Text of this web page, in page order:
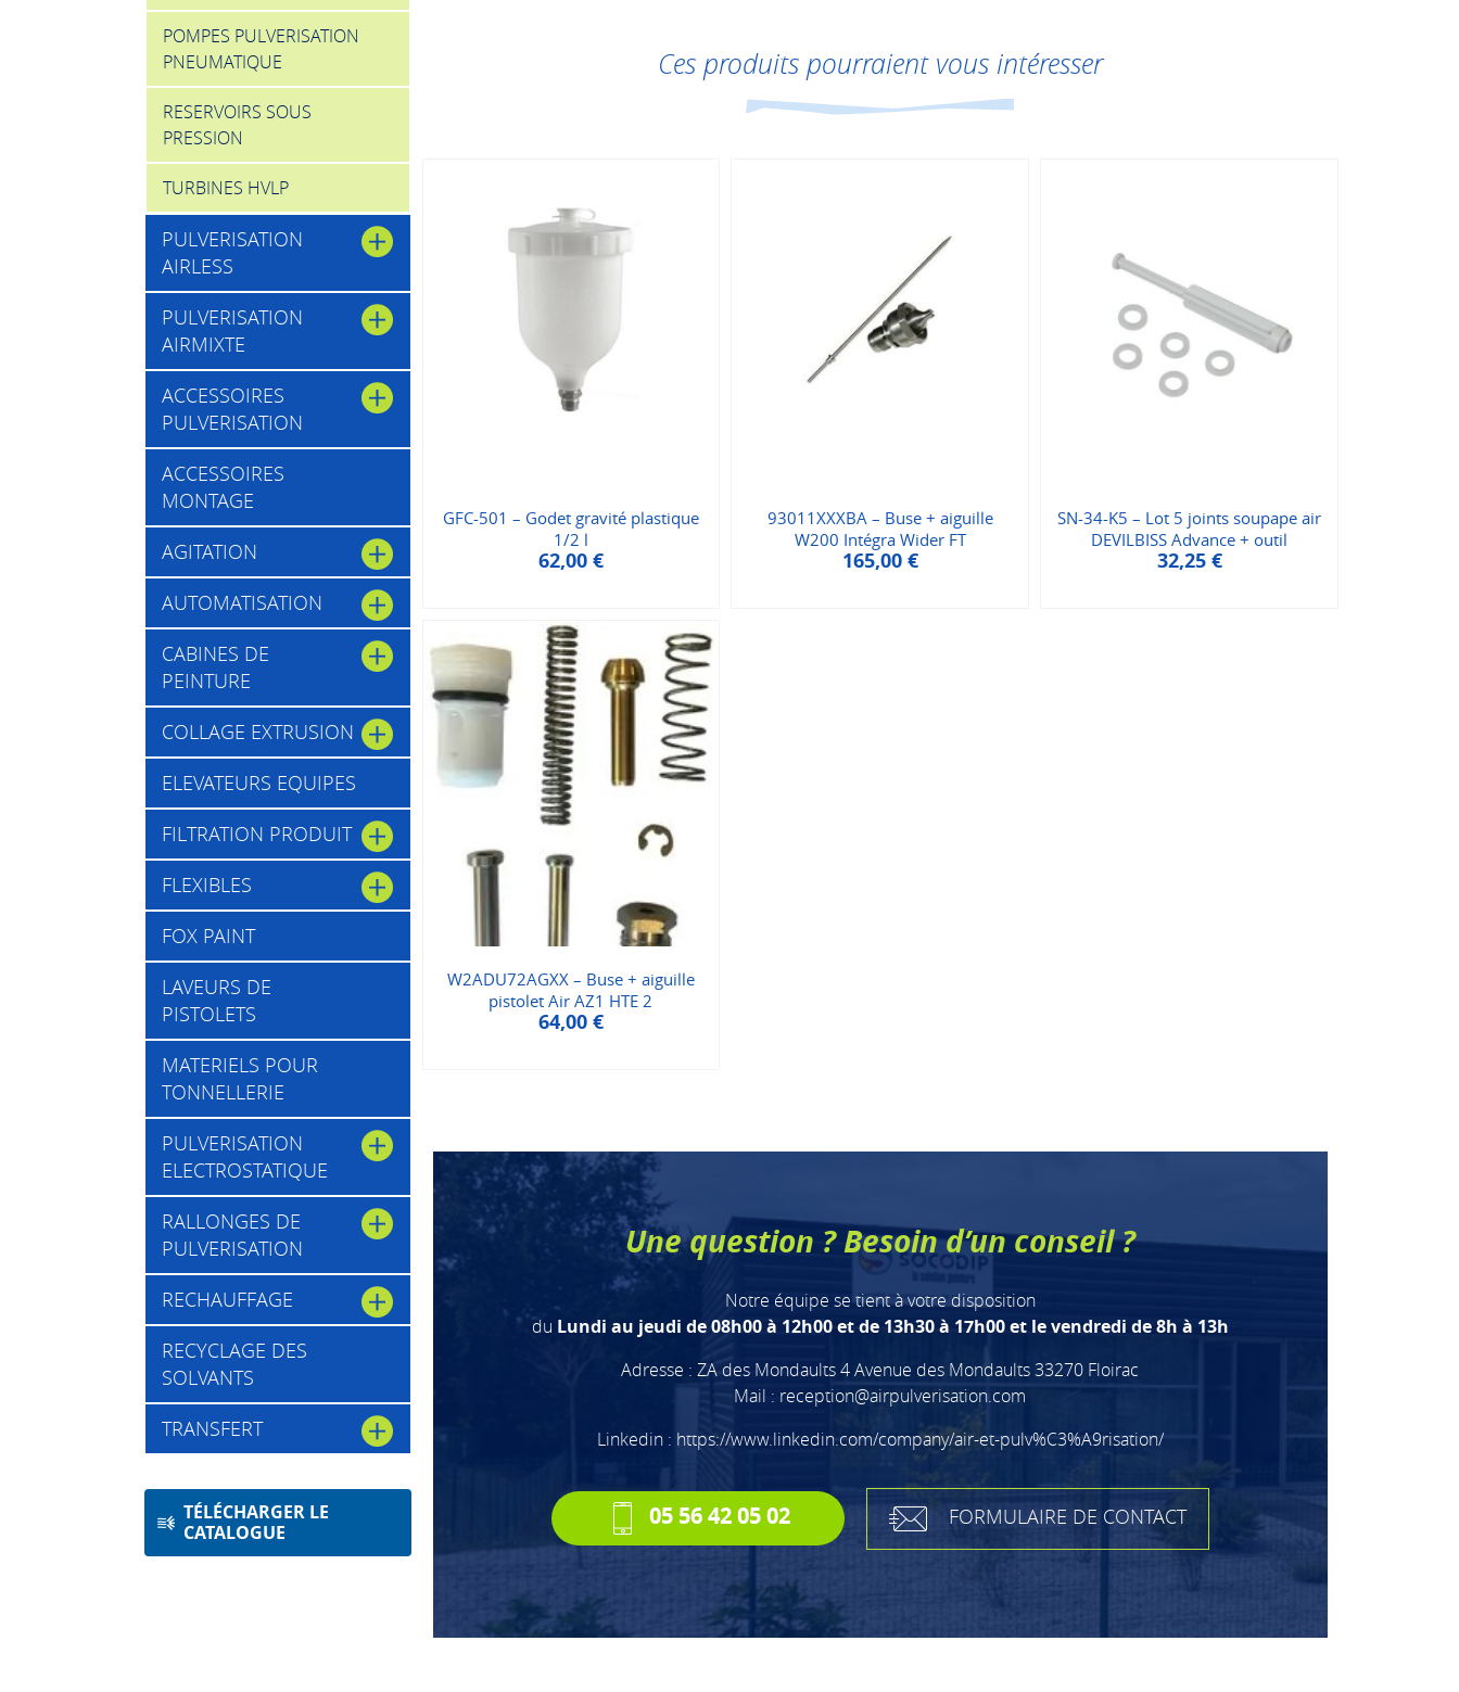
POMPES PULVERISATION
PNEUMATIQUE
RESERVOIRS SOUS
PRESSION
TURBINES HVLP
PULVERISATION
AIRLESS
PULVERISATION
AIRMIXTE
ACCESSOIRES
PULVERISATION
ACCESSOIRES
MONTAGE
AGITATION
AUTOMATISATION
CABINES DE
PEINTURE
COLLAGE EXTRUSION
ELEVATEURS EQUIPES
FILTRATION PRODUIT
FLEXIBLES
FOX PAINT
LAVEURS DE
PISTOLETS
MATERIELS POUR
TONNELLERIE
PULVERISATION
ELECTROSTATIQUE
RALLONGES DE
PULVERISATION
RECHAUFFAGE
RECYCLAGE DES
SOLVANTS
TRANSFERT
TÉLÉCHARGER LE
CATALOGUE
Ces produits pourraient vous intéresser
GFC-501 – Godet gravité plastique
1/2 l
62,00 €
93011XXXBA – Buse + aiguille
W200 Intégra Wider FT
165,00 €
SN-34-K5 – Lot 5 joints soupape air
DEVILBISS Advance + outil
32,25 €
W2ADU72AGXX – Buse + aiguille
pistolet Air AZ1 HTE 2
64,00 €
Une question ? Besoin d’un conseil ?
Notre équipe se tient à votre disposition
du Lundi au jeudi de 08h00 à 12h00 et de 13h30 à 17h00 et le vendredi de 8h à 13h
Adresse : ZA des Mondaults 4 Avenue des Mondaults 33270 Floirac
Mail : reception@airpulverisation.com
Linkedin : https://www.linkedin.com/company/air-et-pulv%C3%A9risation/
05 56 42 05 02 FORMULAIRE DE CONTACT